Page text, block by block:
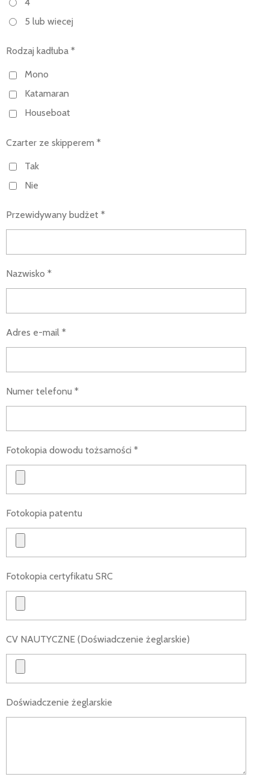
5 lub wiecej
Rodzaj kadłuba *
Mono
Katamaran
Houseboat
Czarter ze skipperem *
Tak
Nie
Przewidywany budżet *
Nazwisko *
Adres e-mail *
Numer telefonu *
Fotokopia dowodu tożsamości *
Fotokopia patentu
Fotokopia certyfikatu SRC
CV NAUTYCZNE (Doświadczenie żeglarskie)
Doświadczenie żeglarskie